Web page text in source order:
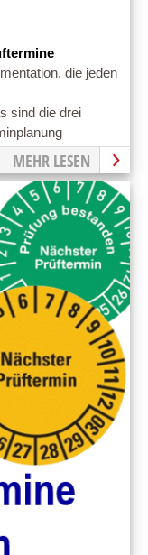
die jeden
sind die drei
MEHR LESEN